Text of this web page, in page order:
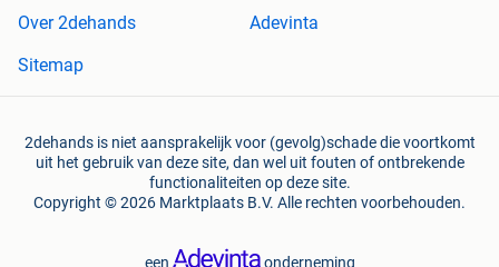
Over 2dehands
Adevinta
Sitemap
2dehands is niet aansprakelijk voor (gevolg)schade die voortkomt
uit het gebruik van deze site, dan wel uit fouten of ontbrekende
functionaliteiten op deze site.
Copyright © 2026 Marktplaats B.V. Alle rechten voorbehouden.
een onderneming